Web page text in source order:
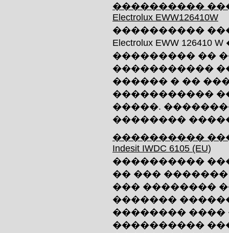
����������
Electrolux EWW126410W
����������
Electrolux EWW
��������� ��
�����������
������ � ��
�����������
�����.
��������
����������
Indesit IWDC 6105 (EU)
����������
�� ���
��� ��������
�������
�������� ����
����������